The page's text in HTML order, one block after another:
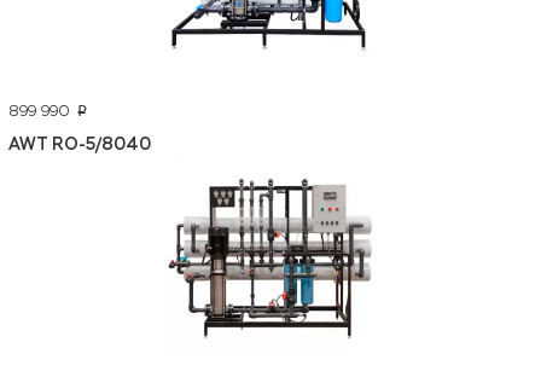
899 990 p
AWT RO-5/8040